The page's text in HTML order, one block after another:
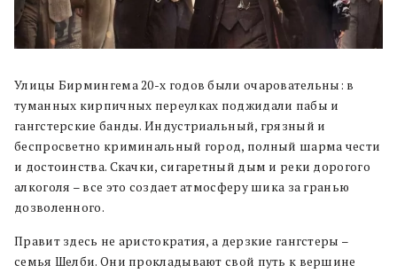
Улицы Бирмингема 20-х годов были очаровательны: в
туманных кирпичных переулках поджидали пабы и
гангстерские банды. Индустриальный, грязный и
беспросветно криминальный город, полный шарма чести
и достоинства. Скачки, сигаретный дым и реки дорогого
алкоголя – все это создает атмосферу шика за гранью
дозволенного.
Правит здесь не аристократия, а дерзкие гангстеры –
семья Шелби. Они прокладывают свой путь к вершине